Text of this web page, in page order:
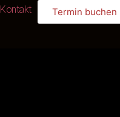
Kontakt
Termin buchen
Kontakt